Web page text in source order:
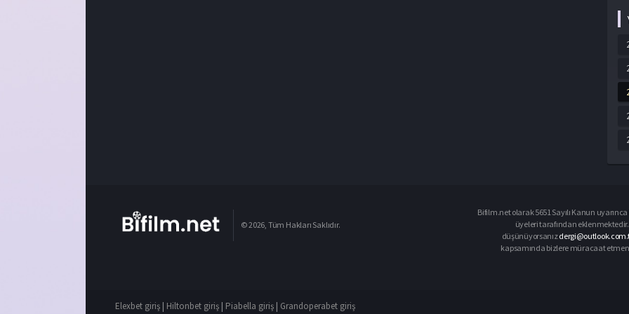
© 2026, Tüm Hakları Saklıdır.
Bifilm.net olarak 5651 Sayılı Kanun
üyeleri tarafından
düşünüyorsanız
kapsamında bizlere müracaat
Elexbet giriş | Hiltonbet giriş | Piabella giriş | Grandoperabet giriş